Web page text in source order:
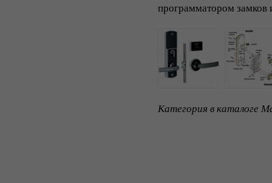
программатором
Категория в каталоге